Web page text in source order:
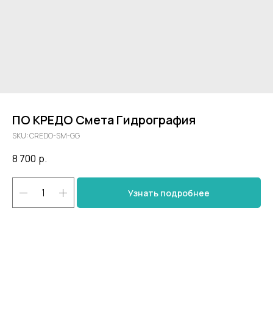
ПО КРЕДО Смета Гидрография
SKU:CREDO-SM-GG
8 700 р.
Узнать подробнее